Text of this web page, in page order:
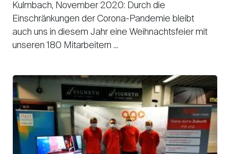
Kulmbach, November 2020: Durch die
Einschränkungen der Corona-Pandemie bleibt
auch uns in diesem Jahr eine Weihnachtsfeier mit
unseren 180 Mitarbeitern ...